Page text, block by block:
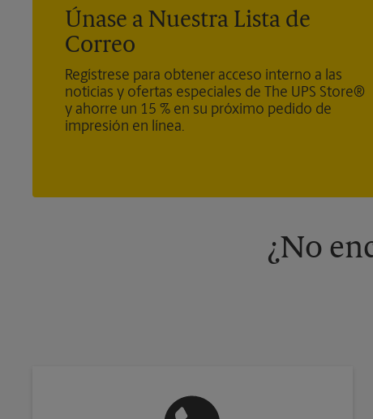
Únase a Nuestra Lista de
Correo
Regístrese para obtener acceso interno a las
noticias y ofertas especiales de The UPS Store®
y ahorre un 15 % en su próximo pedido de
impresión en línea.
¿No